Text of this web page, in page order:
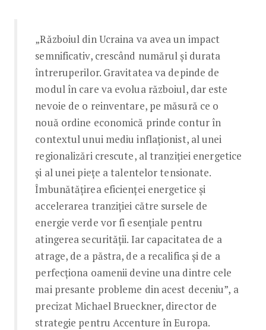
„Războiul din Ucraina va avea un impact
semnificativ, crescând numărul şi durata
întreruperilor. Gravitatea va depinde de
modul în care va evolua războiul, dar este
nevoie de o reinventare, pe măsură ce o
nouă ordine economică prinde contur în
contextul unui mediu inflaţionist, al unei
regionalizări crescute, al tranziţiei energetice
şi al unei pieţe a talentelor tensionate.
Îmbunătăţirea eficienţei energetice şi
accelerarea tranziţiei către sursele de
energie verde vor fi esenţiale pentru
atingerea securităţii. Iar capacitatea de a
atrage, de a păstra, de a recalifica şi de a
perfecţiona oamenii devine una dintre cele
mai presante probleme din acest deceniu”, a
precizat Michael Brueckner, director de
strategie pentru Accenture în Europa.